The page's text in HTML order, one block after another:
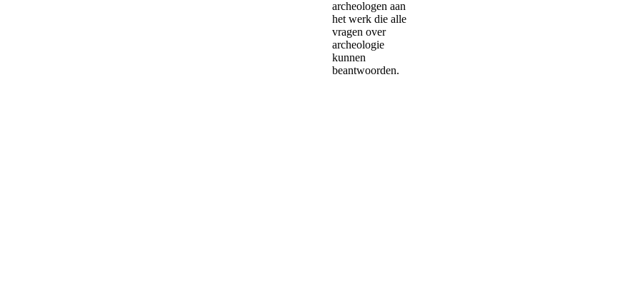
archeologen aan
het werk die alle
vragen over
archeologie
kunnen
beantwoorden.